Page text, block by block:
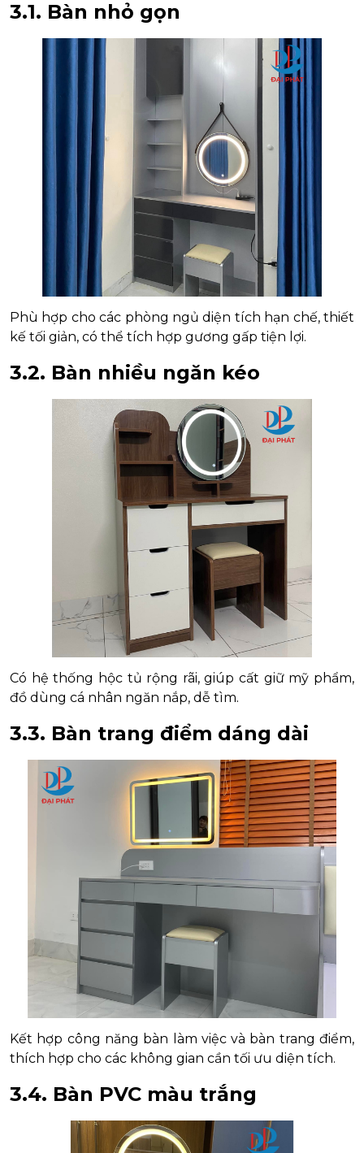
3.1. Bàn nhỏ gọn
Phù hợp cho các phòng ngủ diện tích hạn chế, thiết
kế tối giản, có thể tích hợp gương gấp tiện lợi.
3.2. Bàn nhiều ngăn kéo
Có hệ thống hộc tủ rộng rãi, giúp cất giữ mỹ phẩm,
đồ dùng cá nhân ngăn nắp, dễ tìm.
3.3. Bàn trang điểm dáng dài
Kết hợp công năng bàn làm việc và bàn trang điểm,
thích hợp cho các không gian cần tối ưu diện tích.
3.4. Bàn PVC màu trắng